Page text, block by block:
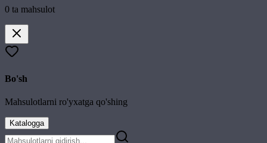
0 ta mahsulot
Bo'sh
Mahsulotlarni ro'yxatga qo'shing
Katalogga